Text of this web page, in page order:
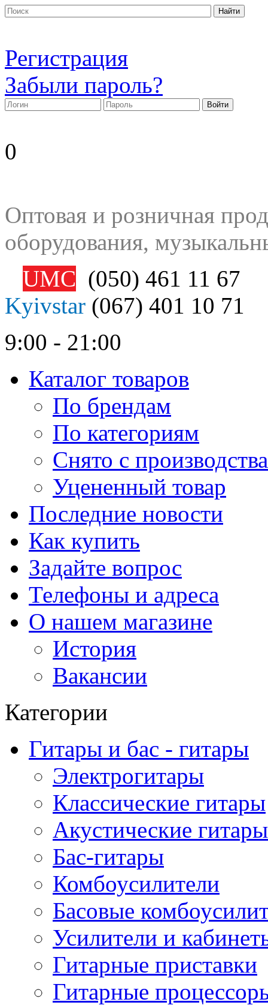
Регистрация
Забыли пароль?
0
Оптовая и розничная
оборудования,
UMC (050) 461 11 67
Kyivstar (067) 401 10 71
9:00 - 21:00
Каталог товаров
По брендам
По категориям
Снято с производства
Уцененный товар
Последние новости
Как купить
Задайте вопрос
Телефоны и адреса
О нашем магазине
История
Вакансии
Категории
Гитары и бас - гитары
Электрогитары
Классические гитары
Акустические гитары
Бас-гитары
Комбоусилители
Басовые
Усилители и
Гитарные приставки
Гитарные